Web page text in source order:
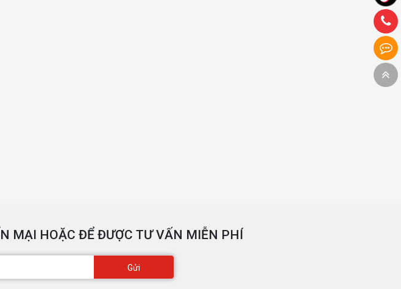
MẠI HOẶC ĐỂ ĐƯỢC TƯ VẤN MIỄN PHÍ
Gửi